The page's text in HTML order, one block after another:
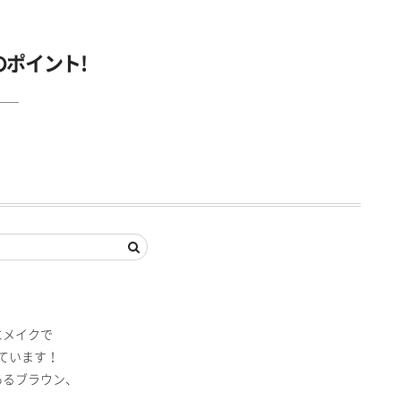
ポイント!
イクで
います！
ブラウン、